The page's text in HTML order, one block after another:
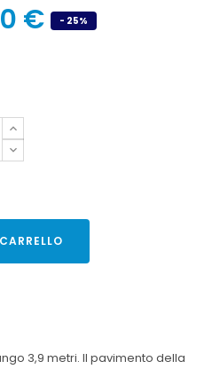
€ - 25%
3,9 metri. Il pavimento della